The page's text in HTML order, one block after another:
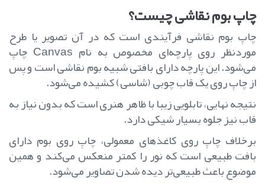
چاپ بوم نقاشی چیست؟
چاپ بوم نقاشی فرآیندی است که در آن تصویر یا طرح
موردنظر روی پارچه‌ای مخصوص به نام Canvas چاپ
می‌شود. این پارچه دارای بافتی شبیه بوم نقاشی است و پس
از چاپ روی یک قاب چوبی (شاسی) کشیده می‌شود.
نتیجه نهایی، تابلویی زیبا با ظاهر هنری است که بدون نیاز به
قاب نیز جلوه بسیار شیکی دارد.
برخلاف چاپ روی کاغذهای معمولی، چاپ روی بوم دارای
بافت طبیعی است که نور را کمتر منعکس می‌کند و همین
موضوع باعث طبیعی‌تر دیده شدن تصاویر می‌شود.